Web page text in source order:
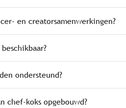
en creatorsamenwerkingen?
ondersteund?
chef-koks opgebouwd?